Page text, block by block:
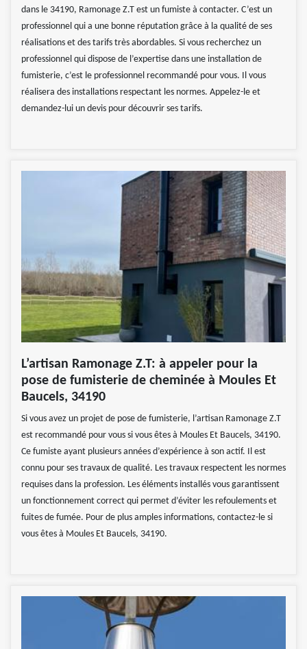
dans le 34190, Ramonage Z.T est un fumiste à contacter. C’est un
professionnel qui a une bonne réputation grâce à la qualité de ses
réalisations et des tarifs très abordables. Si vous recherchez un
professionnel qui dispose de l’expertise dans une installation de
fumisterie, c’est le professionnel recommandé pour vous. Il vous
réalisera des installations respectant les normes. Appelez-le et
demandez-lui un devis pour découvrir ses tarifs.
L’artisan Ramonage Z.T: à appeler pour la
pose de fumisterie de cheminée à Moules Et
Baucels, 34190
Si vous avez un projet de pose de fumisterie, l’artisan Ramonage Z.T
est recommandé pour vous si vous êtes à Moules Et Baucels, 34190.
Ce fumiste ayant plusieurs années d’expérience à son actif. Il est
connu pour ses travaux de qualité. Les travaux respectent les normes
requises dans la profession. Les éléments installés vous garantissent
un fonctionnement correct qui permet d’éviter les refoulements et
fuites de fumée. Pour de plus amples informations, contactez-le si
vous êtes à Moules Et Baucels, 34190.